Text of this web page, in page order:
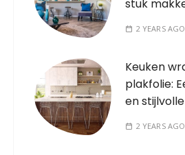
stuk
2 YEARS AGO
Keuken
plakfolie:
en
2 YEARS AGO